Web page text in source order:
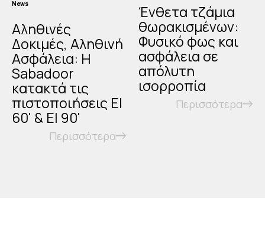
News
Αληθινές
Δοκιμές, Αληθινή
Ασφάλεια: Η
Sabadoor
κατακτά τις
πιστοποιήσεις EI
60' & EI 90'
Περισσότερα
Ένθετα τζάμια
θωρακισμένων:
Φυσικό φως και
ασφάλεια σε
απόλυτη
ισορροπία
Περισσότερα